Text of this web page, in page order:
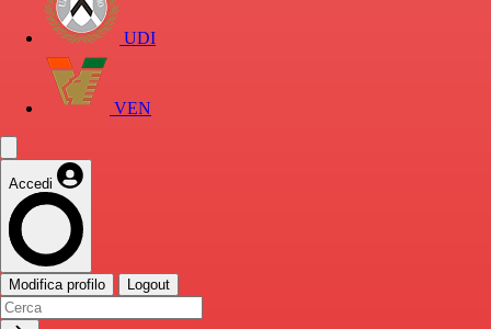
UDI
VEN
Accedi
Modifica profilo Logout